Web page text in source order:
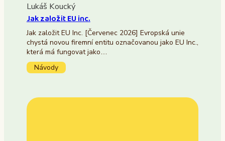
Lukáš Koucký
Jak založit EU inc.
Jak založit EU Inc. [Červenec 2026] Evropská unie
chystá novou firemní entitu označovanou jako EU Inc.,
která má fungovat jako…
Návody